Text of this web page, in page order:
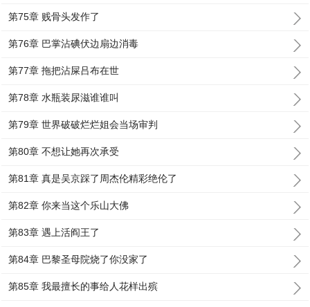
第75章 贱骨头发作了
第76章 巴掌沾碘伏边扇边消毒
第77章 拖把沾屎吕布在世
第78章 水瓶装尿滋谁谁叫
第79章 世界破破烂烂姐会当场审判
第80章 不想让她再次承受
第81章 真是吴京踩了周杰伦精彩绝伦了
第82章 你来当这个乐山大佛
第83章 遇上活阎王了
第84章 巴黎圣母院烧了你没家了
第85章 我最擅长的事给人花样出殡